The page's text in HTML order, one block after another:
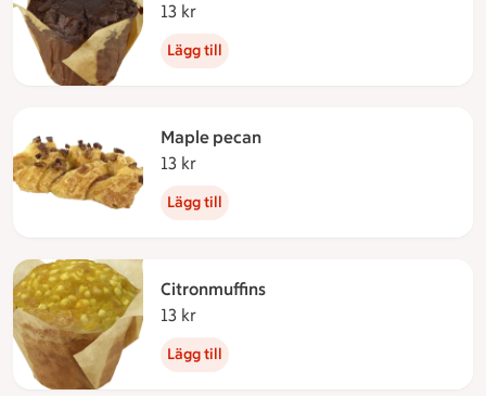
13 kr
Lägg till
Maple pecan
13 kr
Lägg till
Citronmuffins
13 kr
Lägg till